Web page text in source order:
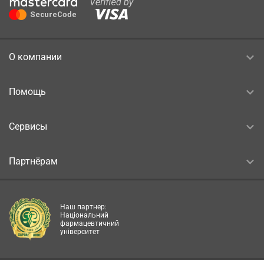
О компании
Помощь
Сервисы
Партнёрам
Наш партнер:
Національний
фармацевтичний
університет